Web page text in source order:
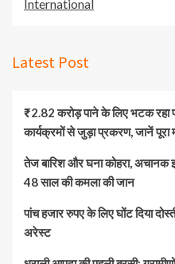
International
Latest Post
₹2.82 करोड़ पाने के लिए भटक रहा
कार्यक्रमों से जुड़ा प्रकरण, जानें पूरा
तेज बारिश और घना कोहरा, अचानक
48 साल की कमला की जान
पांच हजार रुपए के लिए घोंट दिया
अरेस्ट